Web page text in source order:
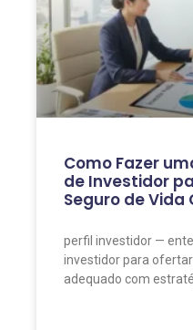
Como Fazer
de Investidor
Seguro de Vida
perfil investidor —
investidor para
adequado com